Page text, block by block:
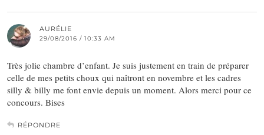
AURÉLIE
29/08/2016 / 10:33 AM
Très jolie chambre d’enfant. Je suis justement en train de préparer
celle de mes petits choux qui naîtront en novembre et les cadres
silly & billy me font envie depuis un moment. Alors merci pour ce
concours. Bises
RÉPONDRE